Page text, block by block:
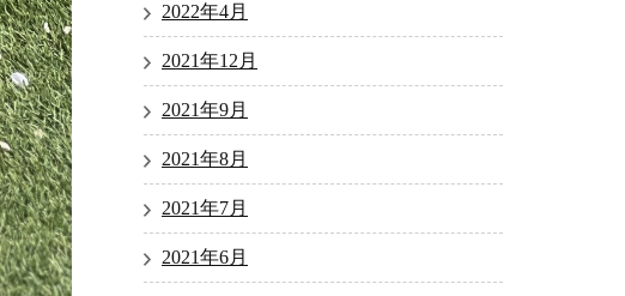
2022年4月
2021年12月
2021年9月
2021年8月
2021年7月
2021年6月